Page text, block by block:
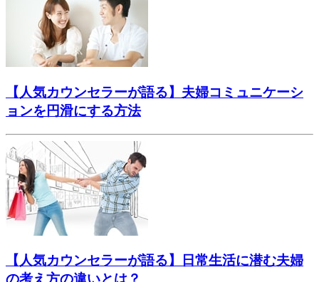
【人気カウンセラーが語る】夫婦コミュニケーシ
ョンを円滑にする方法
【人気カウンセラーが語る】日常生活に潜む夫婦
の考え方の違いとは？